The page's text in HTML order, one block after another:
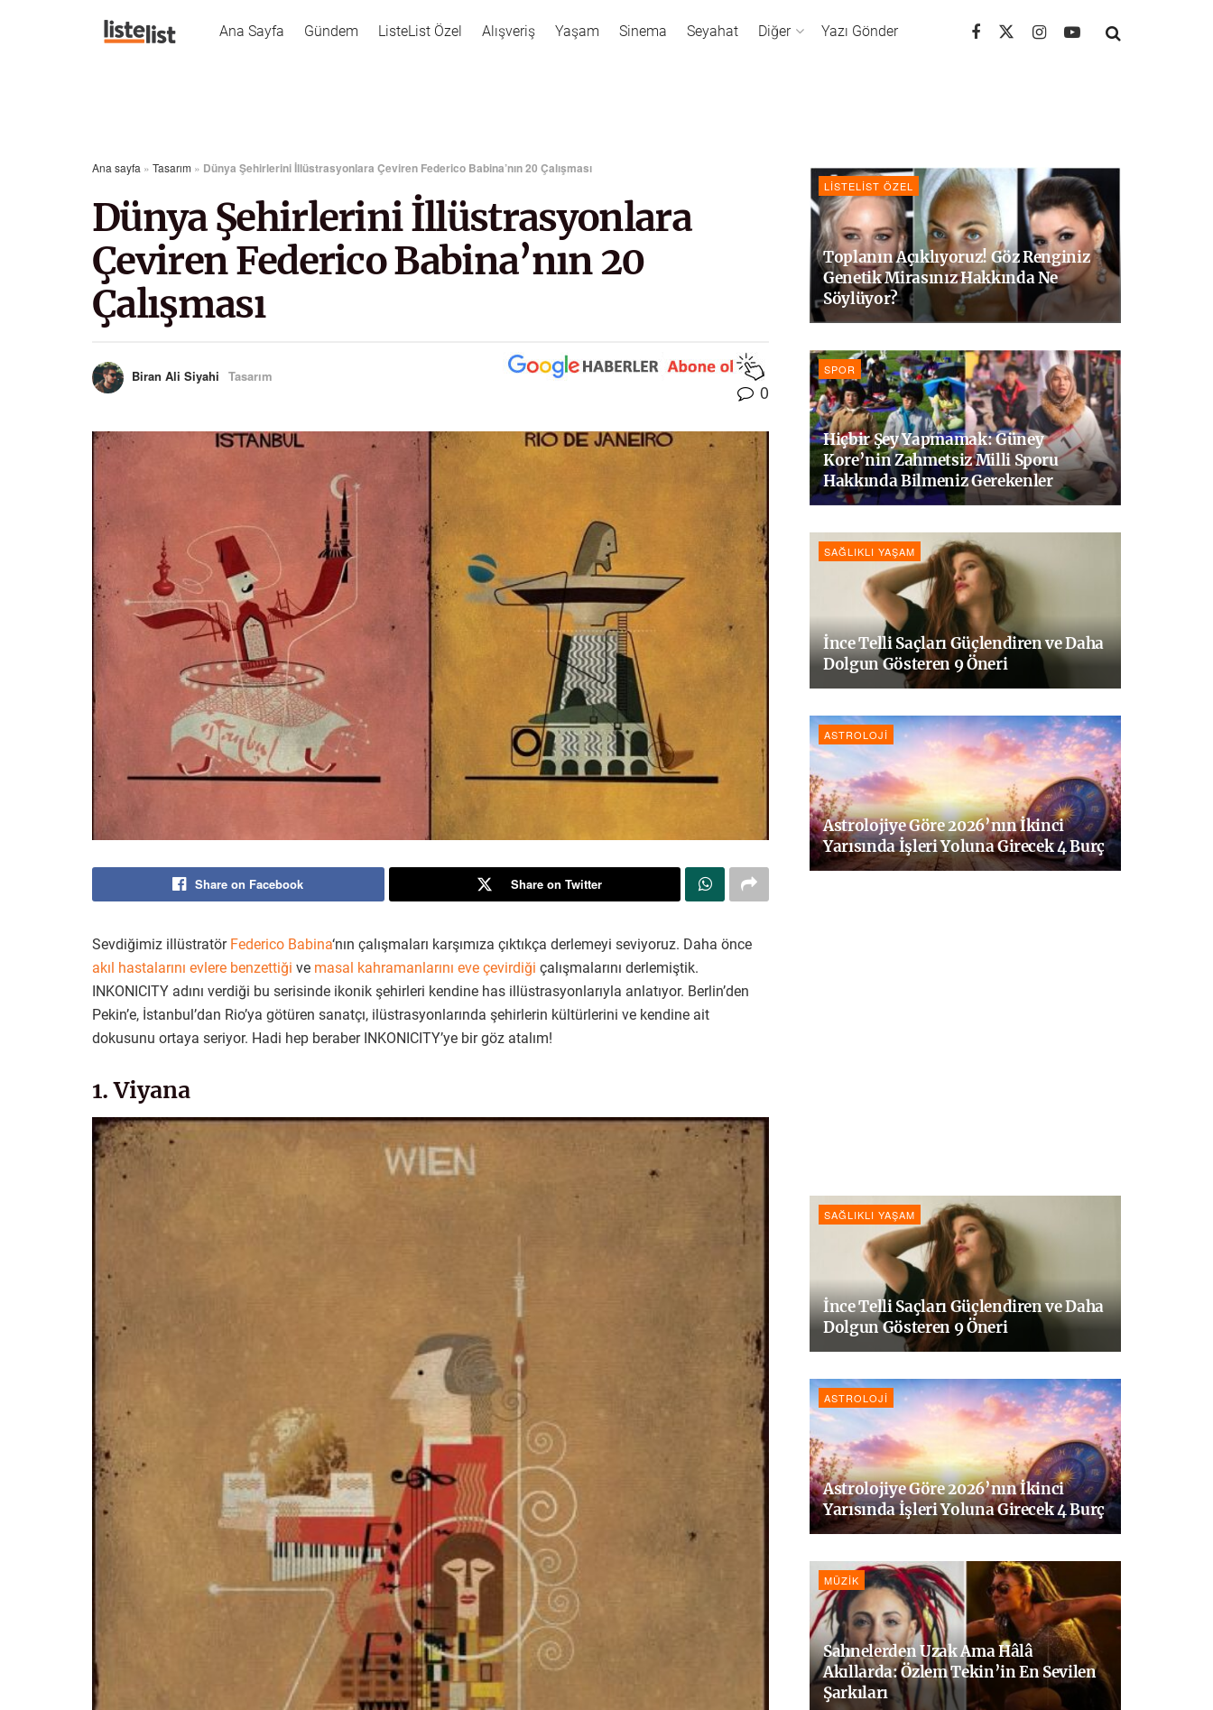
Ana Sayfa Gündem ListeList Özel Alışveriş Yaşam Sinema Seyahat Diğer Yazı Gönder
Ana sayfa » Tasarım » Dünya Şehirlerini İllüstrasyonlara Çeviren Federico Babina’nın 20 Çalışması
Dünya Şehirlerini İllüstrasyonlara
Çeviren Federico Babina’nın 20
Çalışması
Biran Ali Siyahi Tasarım
0
Share on Facebook Share on Twitter
Sevdiğimiz illüstratör Federico Babina‘nın çalışmaları karşımıza çıktıkça derlemeyi seviyoruz. Daha önce
akıl hastalarını evlere benzettiği ve masal kahramanlarını eve çevirdiği çalışmalarını derlemiştik.
INKONICITY adını verdiği bu serisinde ikonik şehirleri kendine has illüstrasyonlarıyla anlatıyor. Berlin’den
Pekin’e, İstanbul’dan Rio’ya götüren sanatçı, ilüstrasyonlarında şehirlerin kültürlerini ve kendine ait
dokusunu ortaya seriyor. Hadi hep beraber INKONICITY’ye bir göz atalım!
1. Viyana
LISTELIST ÖZEL
Toplanın Açıklıyoruz! Göz Renginiz
Genetik Mirasınız Hakkında Ne
Söylüyor?
SPOR
Hiçbir Şey Yapmamak: Güney
Kore’nin Zahmetsiz Milli Sporu
Hakkında Bilmeniz Gerekenler
SAĞLIKLI YAŞAM
İnce Telli Saçları Güçlendiren ve Daha
Dolgun Gösteren 9 Öneri
ASTROLOJI
Astrolojiye Göre 2026’nın İkinci
Yarısında İşleri Yoluna Girecek 4 Burç
SAĞLIKLI YAŞAM
İnce Telli Saçları Güçlendiren ve Daha
Dolgun Gösteren 9 Öneri
ASTROLOJI
Astrolojiye Göre 2026’nın İkinci
Yarısında İşleri Yoluna Girecek 4 Burç
MÜZIK
Sahnelerden Uzak Ama Hâlâ
Akıllarda: Özlem Tekin’in En Sevilen
Şarkıları